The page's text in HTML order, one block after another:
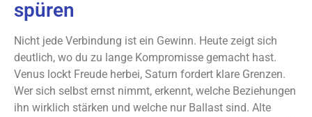
spüren
Nicht jede Verbindung ist ein Gewinn. Heute zeigt sich
deutlich, wo du zu lange Kompromisse gemacht hast.
Venus lockt Freude herbei, Saturn fordert klare Grenzen.
Wer sich selbst ernst nimmt, erkennt, welche Beziehungen
ihn wirklich stärken und welche nur Ballast sind. Alte